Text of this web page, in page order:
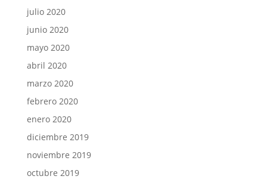
julio 2020
junio 2020
mayo 2020
abril 2020
marzo 2020
febrero 2020
enero 2020
diciembre 2019
noviembre 2019
octubre 2019